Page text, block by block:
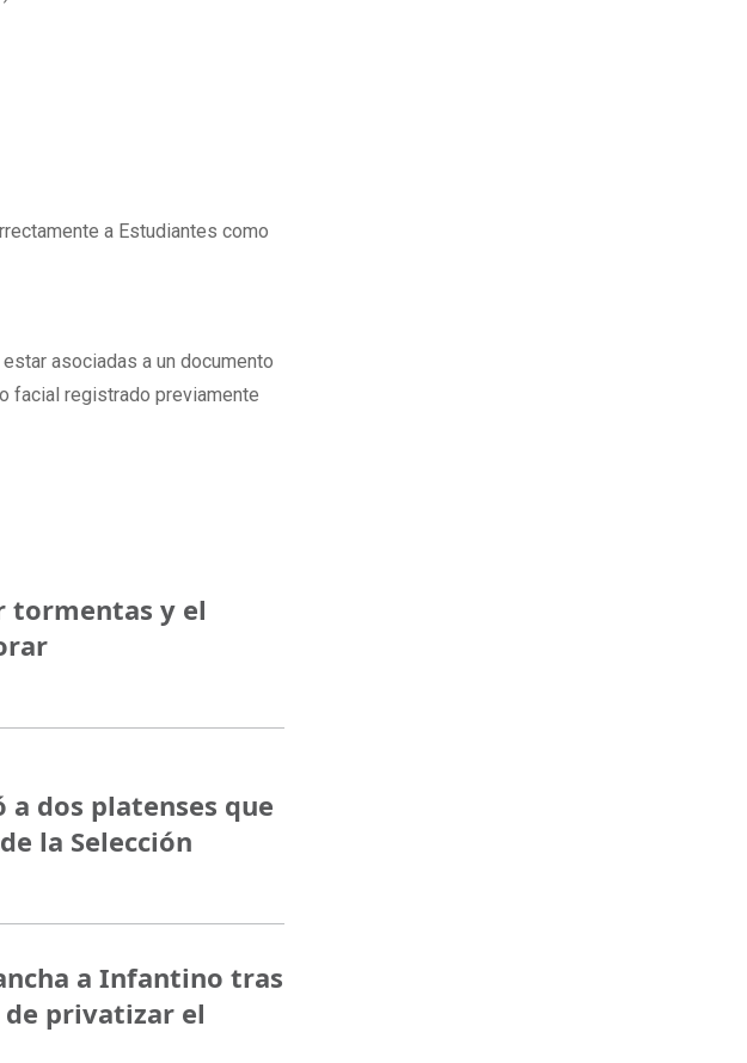
a Estudiantes como
asociadas a un documento
facial registrado previamente
tormentas y el
dos platenses que
la Selección
a Infantino tras
privatizar el